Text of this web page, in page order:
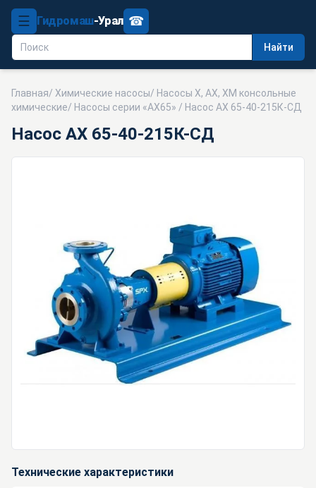
☰ Гидромаш-Урал
Найти
☎
Главная/ Химические насосы/ Насосы Х, АХ, ХМ консольные
химические/ Насосы серии «АХ65» / Насос АХ 65-40-215К-СД
Насос АХ 65-40-215К-СД
Технические характеристики